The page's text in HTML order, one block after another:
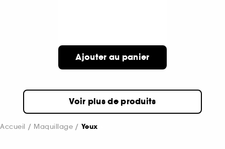
Ajouter au panier
Voir plus de produits
Accueil Maquillage Yeux